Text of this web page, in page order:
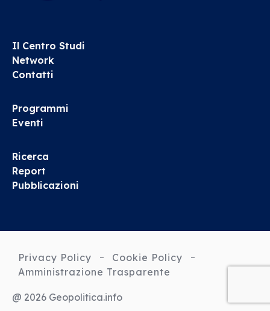
Il Centro Studi
Network
Contatti
Programmi
Eventi
Ricerca
Report
Pubblicazioni
Privacy Policy
Cookie Policy
Amministrazione Trasparente
@ 2026 Geopolitica.info